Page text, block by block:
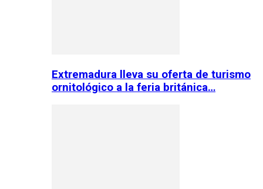
Extremadura lleva su oferta de turismo
ornitológico a la feria británica…